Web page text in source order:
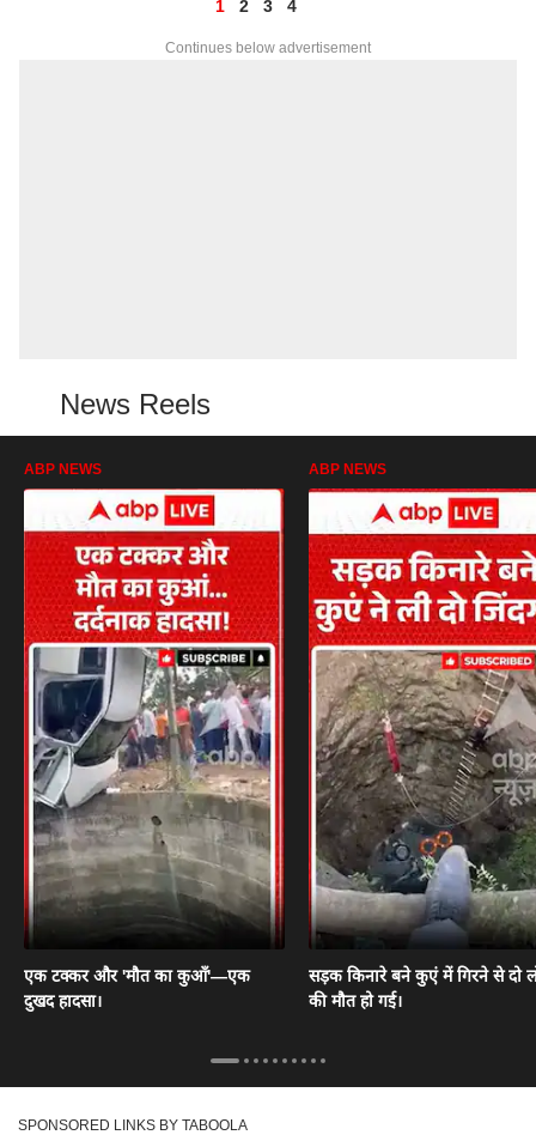
1 2 3 4
Continues below advertisement
News Reels
ABP NEWS
एक टक्कर और 'मौत का कुआँ'—एक
दुखद हादसा।
ABP NEWS
सड़क किनारे बने कुएं में गिरने से दो
की मौत हो गई।
SPONSORED LINKS BY TABOOLA